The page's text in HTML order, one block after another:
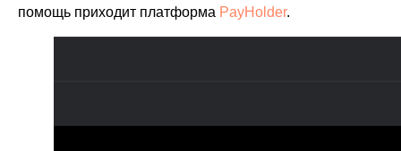
помощь приходит платформа PayHolder.